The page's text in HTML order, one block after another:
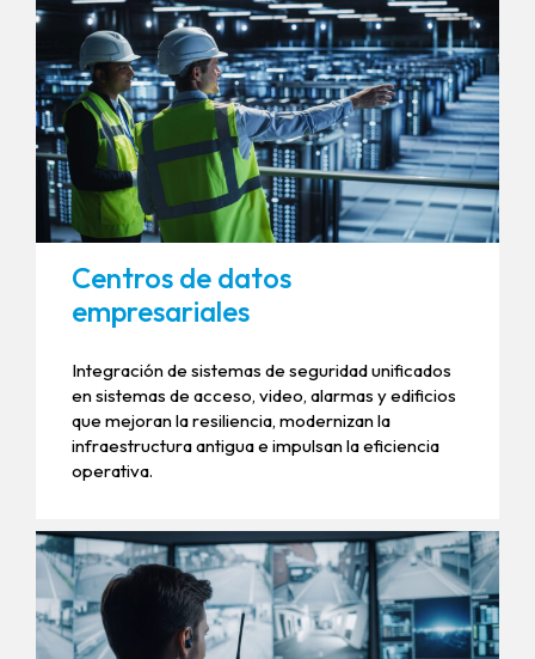
Centros de datos
empresariales
Integración de sistemas de seguridad unificados
en sistemas de acceso, video, alarmas y edificios
que mejoran la resiliencia, modernizan la
infraestructura antigua e impulsan la eficiencia
operativa.